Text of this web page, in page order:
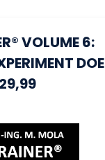
VOLUME 6:
DOE